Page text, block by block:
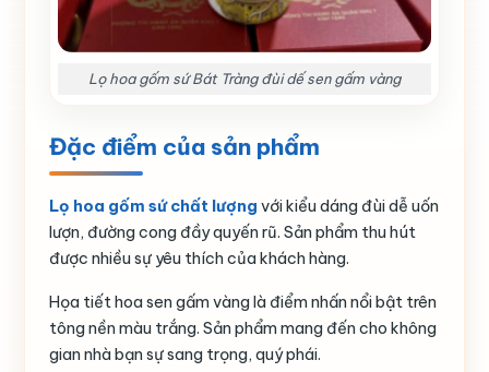
Lọ hoa gốm sứ Bát Tràng đùi dế sen gấm vàng
Đặc điểm của sản phẩm
Lọ hoa gốm sứ chất lượng với kiểu dáng đùi dễ uốn
lượn, đường cong đầy quyến rũ. Sản phẩm thu hút
được nhiều sự yêu thích của khách hàng.
Họa tiết hoa sen gấm vàng là điểm nhấn nổi bật trên
tông nền màu trắng. Sản phẩm mang đến cho không
gian nhà bạn sự sang trọng, quý phái.